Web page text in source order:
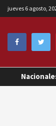
jueves 6 agosto,